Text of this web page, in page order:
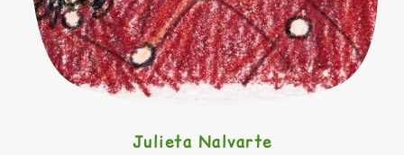
Julieta Nalvarte